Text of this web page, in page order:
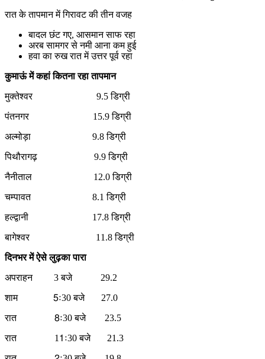
रात के तापमान में गिरावट की तीन वजह
बादल छंट गए, आसमान साफ रहा
अरब सामगर से नमी आना कम हुई
हवा का रुख रात में उत्तर पूर्व रहा
कुमाऊं में कहां कितना रहा तापमान
मुक्तेश्वर 9.5 डिग्री
पंतनगर 15.9 डिग्री
अल्मोड़ा 9.8 डिग्री
पिथौरागढ़ 9.9 डिग्री
नैनीताल 12.0 डिग्री
चम्पावत 8.1 डिग्री
हल्द्वानी 17.8 डिग्री
बागेश्वर 11.8 डिग्री
दिनभर में ऐसे लुढ़का पारा
अपराहन 3 बजे 29.2
शाम 5ः30 बजे 27.0
रात 8ः30 बजे 23.5
रात 11ः30 बजे 21.3